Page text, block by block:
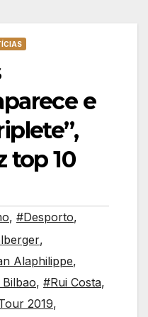
e
top 10
, #Desporto,
,
Alaphilippe,
, #Rui Costa,
2019,